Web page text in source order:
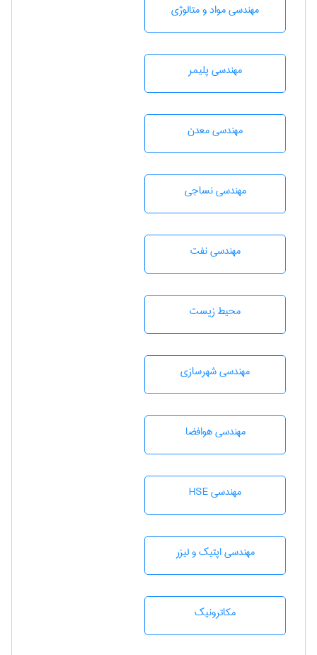
مهندسی مواد و متالوژی
مهندسی پليمر
مهندسی معدن
مهندسي نساجی
مهندسی نفت
محيط زيست
مهندسی شهرسازی
مهندسی هوافضا
مهندسی HSE
مهندسی اپتیک و لیزر
مکاترونیک